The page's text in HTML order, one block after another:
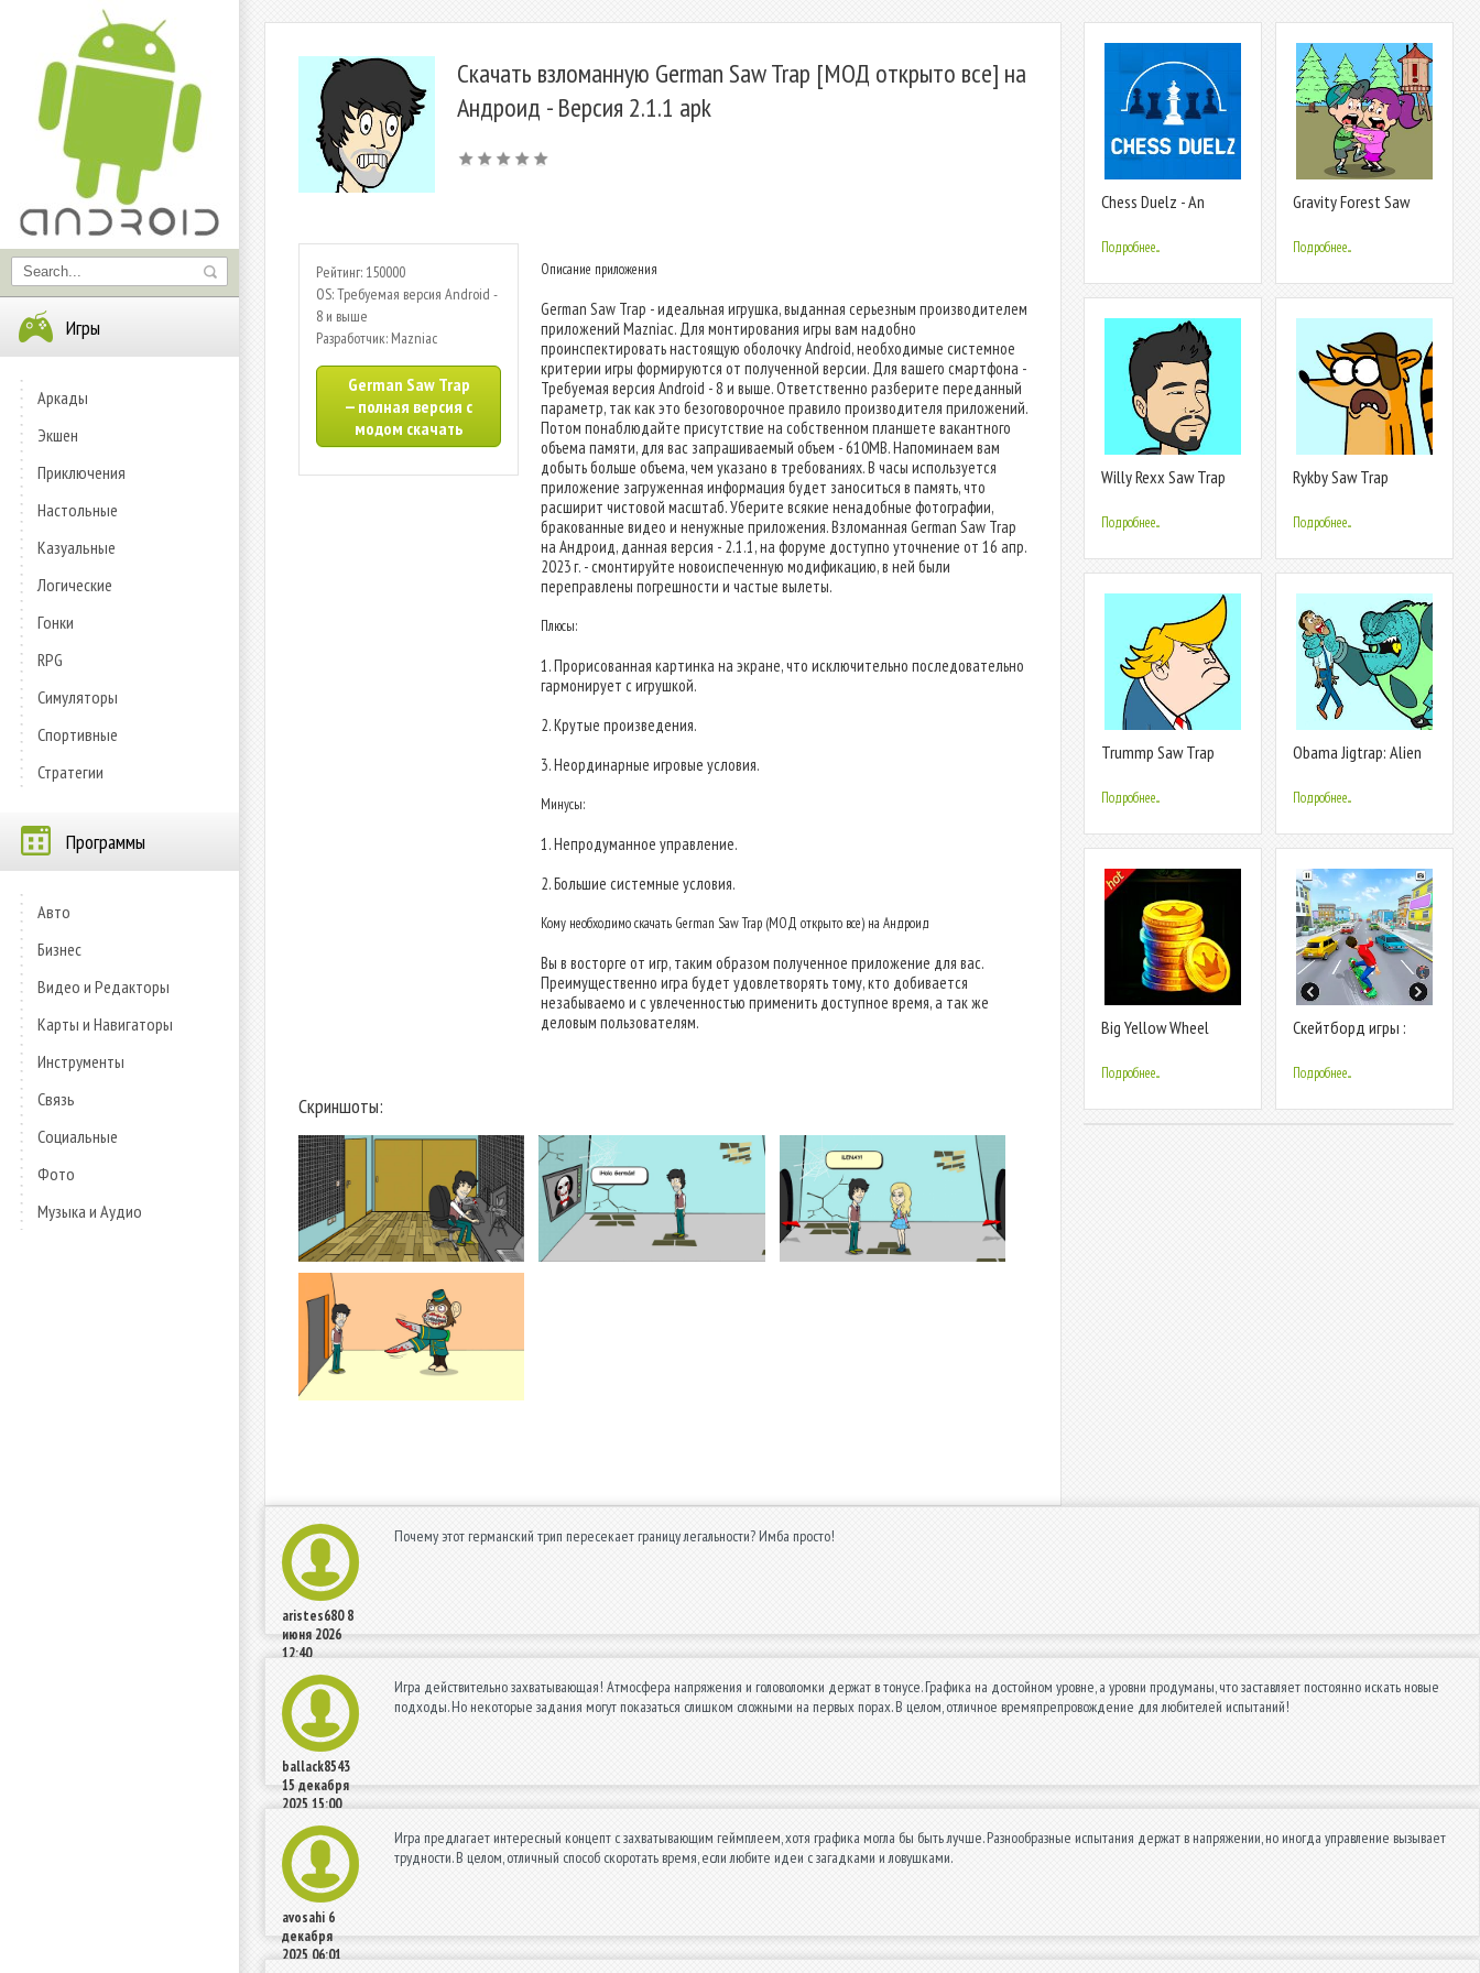
Игры
Аркады
Экшен
Приключения
Настольные
Казуальные
Логические
Гонки
RPG
Симуляторы
Спортивные
Стратегии
Программы
Авто
Бизнес
Видео и Редакторы
Карты и Навигаторы
Инструменты
Связь
Социальные
Фото
Музыка и Аудио
Скачать взломанную German Saw Trap [МОД открыто все] на
Андроид - Версия 2.1.1 apk
Рейтинг: 150000
OS: Требуемая версия Android -
8 и выше
Разработчик: Mazniac
German Saw Trap
— полная версия с
модом скачать
Описание приложения
German Saw Trap - идеальная игрушка, выданная серьезным производителем
приложений Mazniac. Для монтирования игры вам надобно
проинспектировать настоящую оболочку Android, необходимые системное
критерии игры формируются от полученной версии. Для вашего смартфона -
Требуемая версия Android - 8 и выше. Ответственно разберите переданный
параметр, так как это безоговорочное правило производителя приложений.
Потом понаблюдайте присутствие на собственном планшете вакантного
объема памяти, для вас запрашиваемый объем - 610MB. Напоминаем вам
добыть больше объема, чем указано в требованиях. В часы используется
приложение загруженная информация будет заноситься в память, что
расширит чистовой масштаб. Уберите всякие ненадобные фотографии,
бракованные видео и ненужные приложения. Взломанная German Saw Trap
на Андроид, данная версия - 2.1.1, на форуме доступно уточнение от 16 апр.
2023 г. - смонтируйте новоиспеченную модификацию, в ней были
переправлены погрешности и частые вылеты.
Плюсы:
1. Прорисованная картинка на экране, что исключительно последовательно
гармонирует с игрушкой.
2. Крутые произведения.
3. Неординарные игровые условия.
Минусы:
1. Непродуманное управление.
2. Большие системные условия.
Кому необходимо скачать German Saw Trap (МОД открыто все) на Андроид
Вы в восторге от игр, таким образом полученное приложение для вас.
Преимущественно игра будет удовлетворять тому, кто добивается
незабываемо и с увлеченностью применить доступное время, а так же
деловым пользователям.
Скриншоты:
Chess Duelz - An
Подробнее...
Gravity Forest Saw
Подробнее...
Willy Rexx Saw Trap
Подробнее...
Rykby Saw Trap
Подробнее...
Trummp Saw Trap
Подробнее...
Obama Jigtrap: Alien
Подробнее...
Big Yellow Wheel
Подробнее...
Скейтборд игры :
Подробнее...
aristes680 8
июня 2026
12:40
Почему этот германский трип пересекает границу легальности? Имба просто!
ballack8543
15 декабря
2025 15:00
Игра действительно захватывающая! Атмосфера напряжения и головоломки держат в тонусе. Графика на достойном уровне, а уровни продуманы, что заставляет постоянно искать новые
подходы. Но некоторые задания могут показаться слишком сложными на первых порах. В целом, отличное времяпрепровождение для любителей испытаний!
avosahi 6
декабря
2025 06:01
Игра предлагает интересный концепт с захватывающим геймплеем, хотя графика могла бы быть лучше. Разнообразные испытания держат в напряжении, но иногда управление вызывает
трудности. В целом, отличный способ скоротать время, если любите идеи с загадками и ловушками.